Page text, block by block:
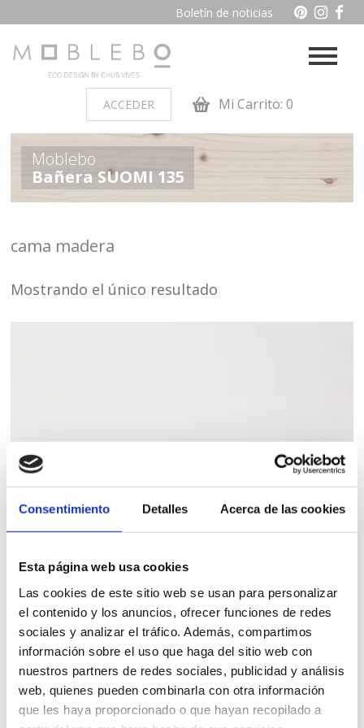
Consentimiento Detalles Acerca de las cookies
Esta página web usa cookies
Las cookies de este sitio web se usan para personalizar
el contenido y los anuncios, ofrecer funciones de redes
sociales y analizar el tráfico. Además, compartimos
información sobre el uso que haga del sitio web con
nuestros partners de redes sociales, publicidad y análisis
web, quienes pueden combinarla con otra información
que les haya proporcionado o que hayan recopilado a
Boletín de noticias
ACCEDER Mi Carrito: 0
PRODUCTOS POR AMBIENTES
Auxiliares Baño
madera
Moblebo
Bañera SUOMI 135
cama madera
Mostrando el único resultado
BAÑERA SUOMI 135